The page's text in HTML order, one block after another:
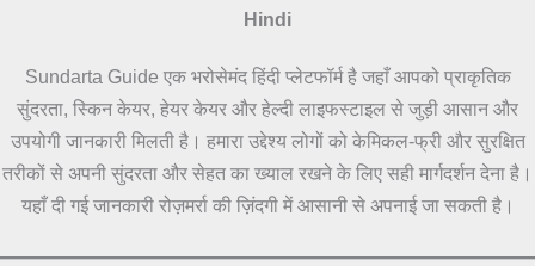
Hindi
Sundarta Guide एक भरोसेमंद हिंदी प्लेटफॉर्म है जहाँ आपको प्राकृतिक
सुंदरता, स्किन केयर, हेयर केयर और हेल्दी लाइफस्टाइल से जुड़ी आसान और
उपयोगी जानकारी मिलती है। हमारा उद्देश्य लोगों को केमिकल-फ्री और सुरक्षित
तरीकों से अपनी सुंदरता और सेहत का ख्याल रखने के लिए सही मार्गदर्शन देना है।
यहाँ दी गई जानकारी रोज़मर्रा की ज़िंदगी में आसानी से अपनाई जा सकती है।